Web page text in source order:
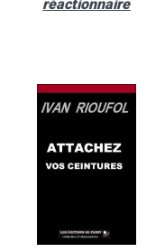
réactionnaire